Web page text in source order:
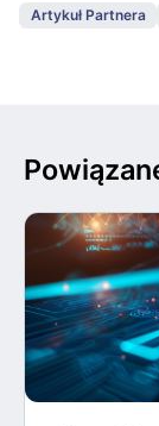
Artykuł Partnera